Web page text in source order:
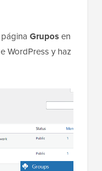
Gruposen
WordPress y haz